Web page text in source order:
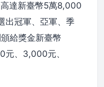
達新臺幣5萬8,000
出冠軍、亞軍、季
給獎金新臺幣
、3,000元、